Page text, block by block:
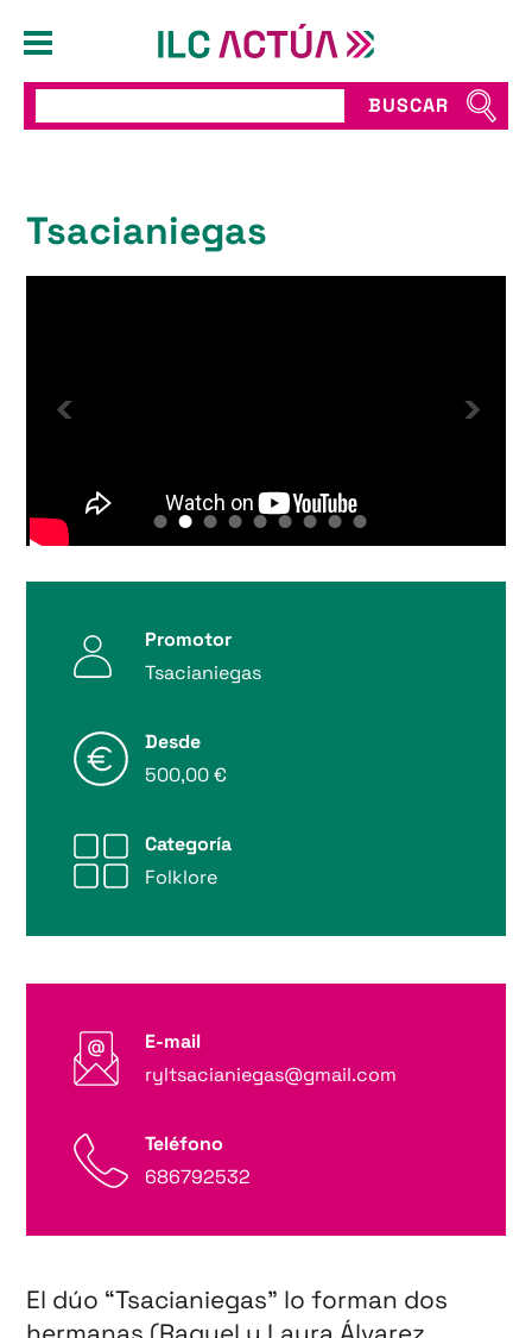
BUSCAR
Tsacianiegas
Promotor
Tsacianiegas
Desde
500,00 €
Categoría
Folklore
E-mail
ryltsacianiegas@gmail.com
Teléfono
686792532
El dúo “Tsacianiegas” lo forman dos